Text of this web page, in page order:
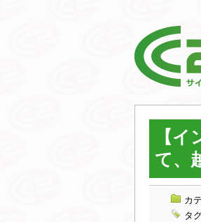
【
て、
カ
タ